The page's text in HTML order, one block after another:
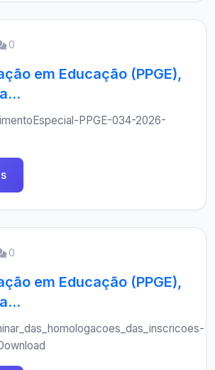
0
em Educação (PPGE),
PPGE-034-2026-
0
em Educação (PPGE),